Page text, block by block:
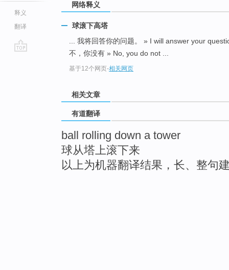
释义
翻译
网络释义
球滚下高塔
... 我将回答你的问题。 » I will answer your
不，你没有 » No, you do not ...
基于12个网页-相关网页
相关文章
有道翻译
ball rolling down a tower
球从塔上滚下来
以上为机器翻译结果，长、整句